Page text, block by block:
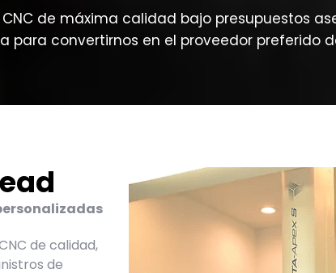
de máxima calidad bajo presupuestos
convertirnos en el proveedor preferido
de calidad,
de